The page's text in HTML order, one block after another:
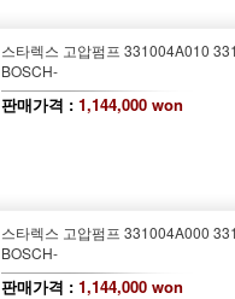
스타렉스 고압펌프 331004A010
BOSCH-
판매가격 : 1,144,000 won
스타렉스 고압펌프 331004A000
BOSCH-
판매가격 : 1,144,000 won